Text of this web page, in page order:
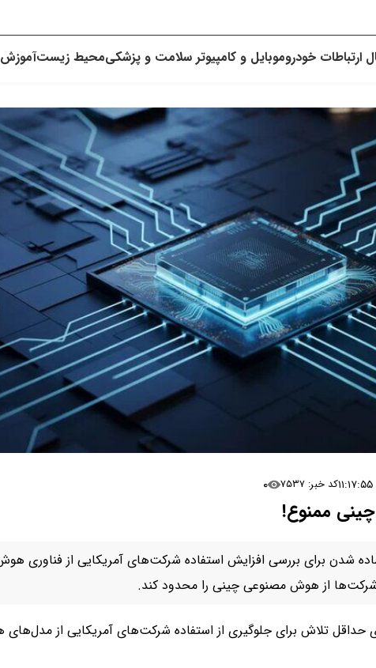
ارتباطات خودروموبایل و کامپیوتر سلامت و پزشکیمحیط زیستآموزش
کد خبر: ۷۵۳۷ ۰
ممنوع!
شدن برای بررسی افزایش استفاده شرکت‌های آمریکایی از فناوری
از هوش مصنوعی چینی را محدود کند.
حداقل تلاش برای جلوگیری از استفاده شرکت‌های آمریکایی از